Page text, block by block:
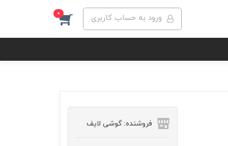
ورود به حساب کاربری 0
فروشنده: گوشی لایف